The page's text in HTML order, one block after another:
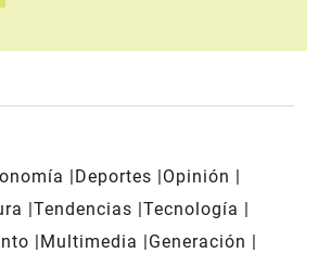
Deportes
Opinión
Tendencias Tecnología
Multimedia
Generación